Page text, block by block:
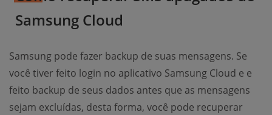
Samsung Cloud
Samsung pode fazer backup de suas mensagens. Se
você tiver feito login no aplicativo Samsung Cloud e e
feito backup de seus dados antes que as mensagens
sejam excluídas, desta forma, você pode recuperar